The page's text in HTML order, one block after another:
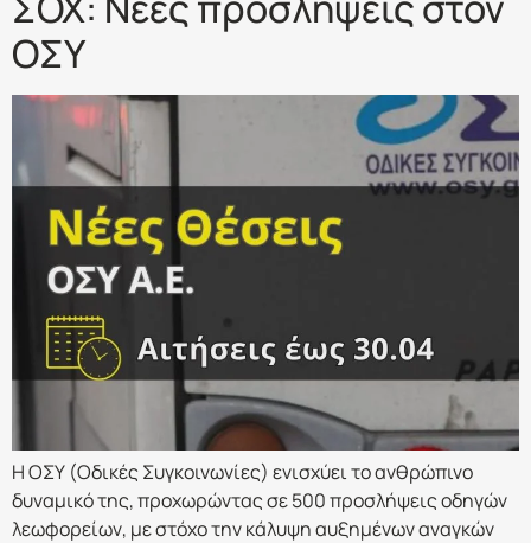
ΟΣΥ
Η ΟΣΥ (Οδικές Συγκοινωνίες) ενισχύει το ανθρώπινο
δυναμικό της, προχωρώντας σε 500 προσλήψεις οδηγών
λεωφορείων, με στόχο την κάλυψη αυξημένων αναγκών